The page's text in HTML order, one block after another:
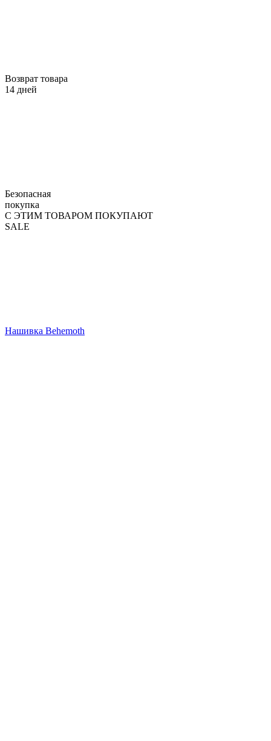
Возврат товара
14 дней
Безопасная
покупка
С ЭТИМ ТОВАРОМ ПОКУПАЮТ
SALE
Нашивка Behemoth